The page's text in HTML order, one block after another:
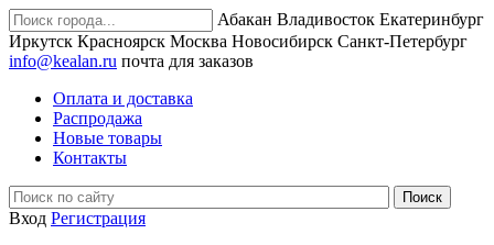
Абакан Владивосток Екатеринбург
Иркутск Красноярск Москва Новосибирск Санкт-Петербург
info@kealan.ru почта для заказов
Оплата и доставка
Распродажа
Новые товары
Контакты
Вход Регистрация